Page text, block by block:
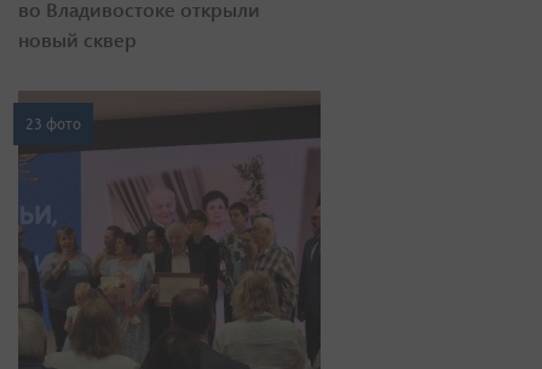
во Владивостоке открыли
новый сквер
23 фото